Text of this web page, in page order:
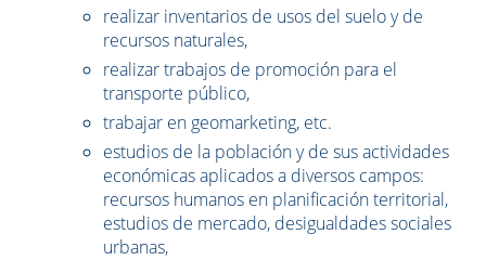
realizar inventarios de usos del suelo y de
recursos naturales,
realizar trabajos de promoción para el
transporte público,
trabajar en geomarketing, etc.
estudios de la población y de sus actividades
económicas aplicados a diversos campos:
recursos humanos en planificación territorial,
estudios de mercado, desigualdades sociales
urbanas,